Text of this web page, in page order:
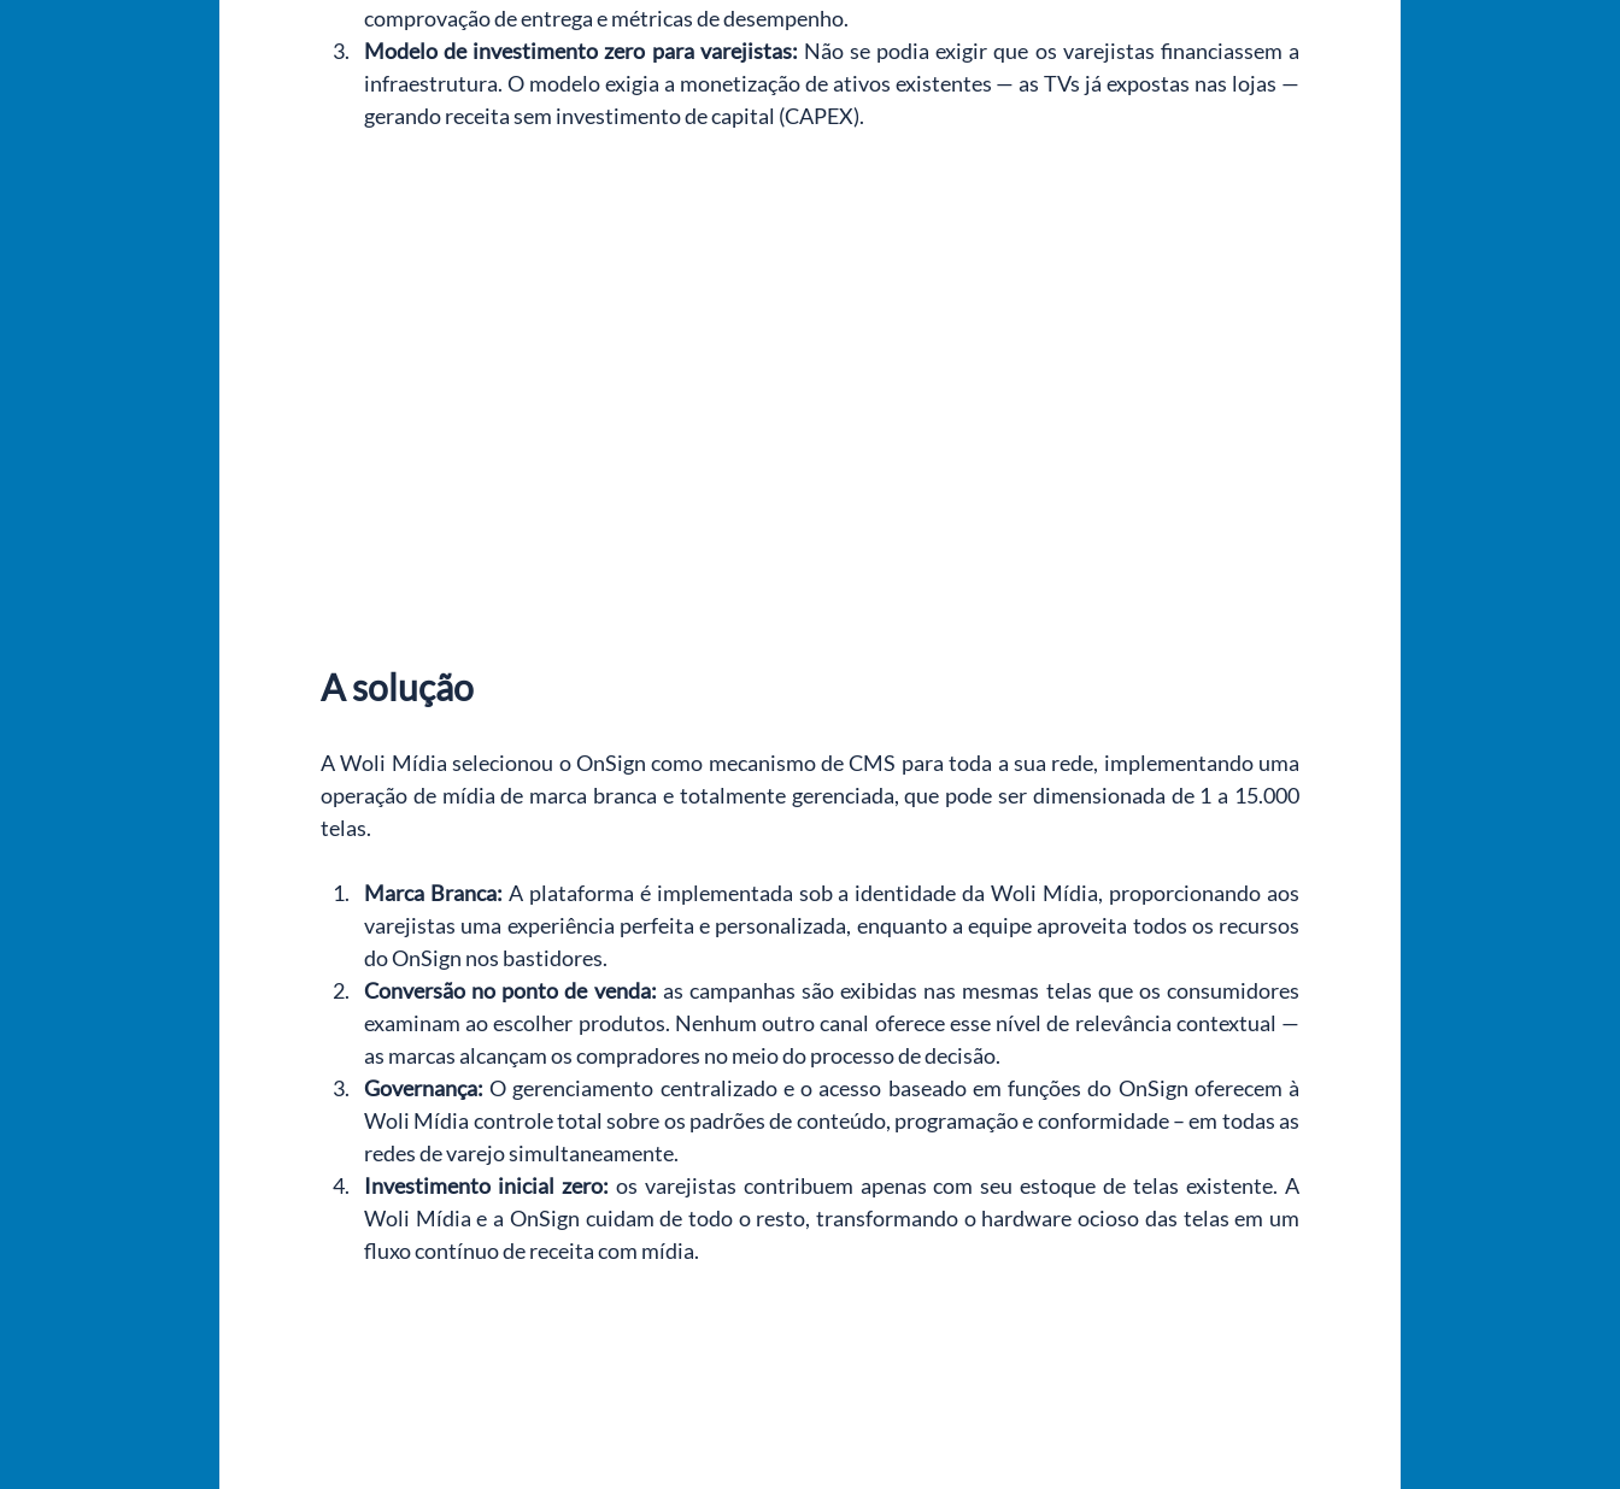
comprovação de entrega e métricas de desempenho.
Modelo de investimento zero para varejistas: Não se podia exigir que os varejistas financiassem a
infraestrutura. O modelo exigia a monetização de ativos existentes — as TVs já expostas nas lojas —
gerando receita sem investimento de capital (CAPEX).
A solução
A Woli Mídia selecionou o OnSign como mecanismo de CMS para toda a sua rede, implementando uma
operação de mídia de marca branca e totalmente gerenciada, que pode ser dimensionada de 1 a 15.000
telas.
Marca Branca: A plataforma é implementada sob a identidade da Woli Mídia, proporcionando aos
varejistas uma experiência perfeita e personalizada, enquanto a equipe aproveita todos os recursos
do OnSign nos bastidores.
Conversão no ponto de venda: as campanhas são exibidas nas mesmas telas que os consumidores
examinam ao escolher produtos. Nenhum outro canal oferece esse nível de relevância contextual —
as marcas alcançam os compradores no meio do processo de decisão.
Governança: O gerenciamento centralizado e o acesso baseado em funções do OnSign oferecem à
Woli Mídia controle total sobre os padrões de conteúdo, programação e conformidade – em todas as
redes de varejo simultaneamente.
Investimento inicial zero: os varejistas contribuem apenas com seu estoque de telas existente. A
Woli Mídia e a OnSign cuidam de todo o resto, transformando o hardware ocioso das telas em um
fluxo contínuo de receita com mídia.